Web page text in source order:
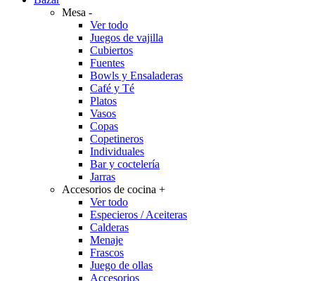
Mesa -
Ver todo
Juegos de vajilla
Cubiertos
Fuentes
Bowls y Ensaladeras
Café y Té
Platos
Vasos
Copas
Copetineros
Individuales
Bar y coctelería
Jarras
Accesorios de cocina +
Ver todo
Especieros / Aceiteras
Calderas
Menaje
Frascos
Juego de ollas
Accesorios